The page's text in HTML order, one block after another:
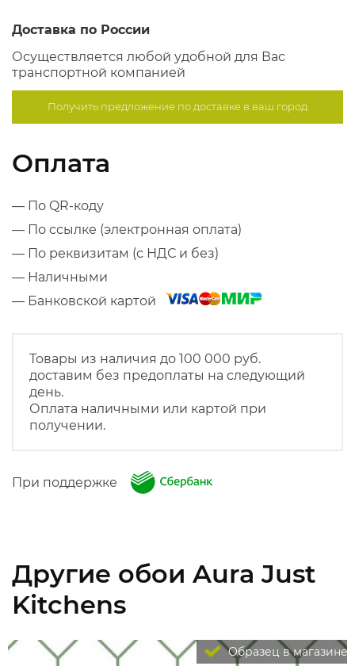
Доставка по России
Осуществляется любой удобной для Вас
транспортной компанией
Получить предложение подоставке в ваш город
Оплата
— По QR-коду
— По ссылке (электронная оплата)
— По реквизитам (с НДС и без)
— Наличными
— Банковской картой
Товары из наличия до 100 000 руб.
доставим без предоплаты на следующий
день.
Оплата наличными или картой при
получении.
При поддержке
Другие обои Aura Just
Kitchens
Образец в магазине